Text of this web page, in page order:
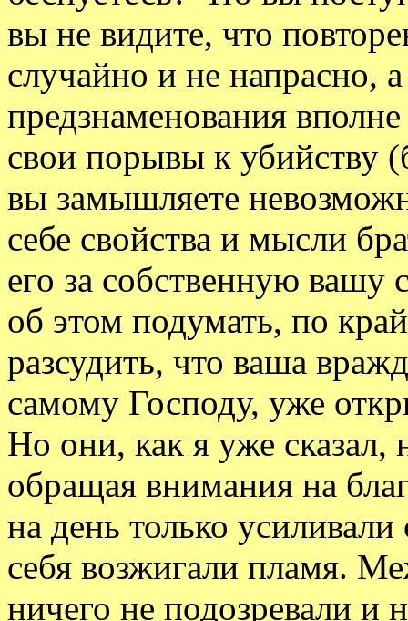
вы не видите, что
случайно и не напрасно,
предзнаменования
свои порывы к убийству
вы замышляете
себе свойства и мысли
его за собственную вашу
об этом подумать, по
разсудить, что ваша
самому Господу, уже
Но они, как я уже
обращая внимания на
на день только
себя возжигали пламя.
ничего не подозревали и